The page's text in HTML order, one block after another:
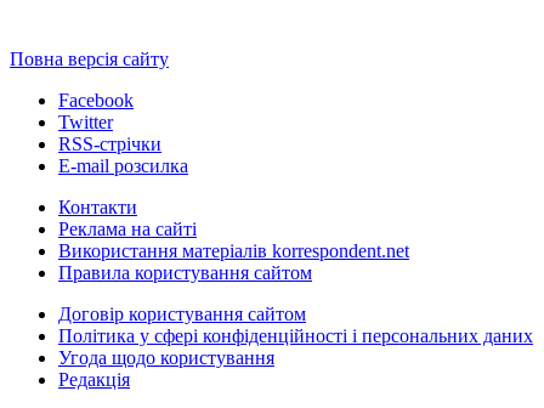
Повна версія сайту
Facebook
Twitter
RSS-стрічки
E-mail розсилка
Контакти
Реклама на сайті
Використання матеріалів korrespondent.net
Правила користування сайтом
Договір користування сайтом
Політика у сфері конфіденційності і персональних даних
Угода щодо користування
Редакція